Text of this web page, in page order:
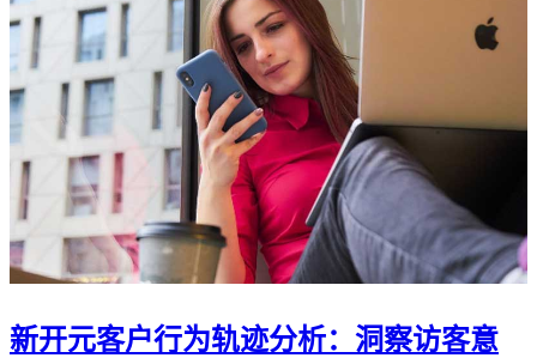
新开元客户行为轨迹分析：洞察访客意